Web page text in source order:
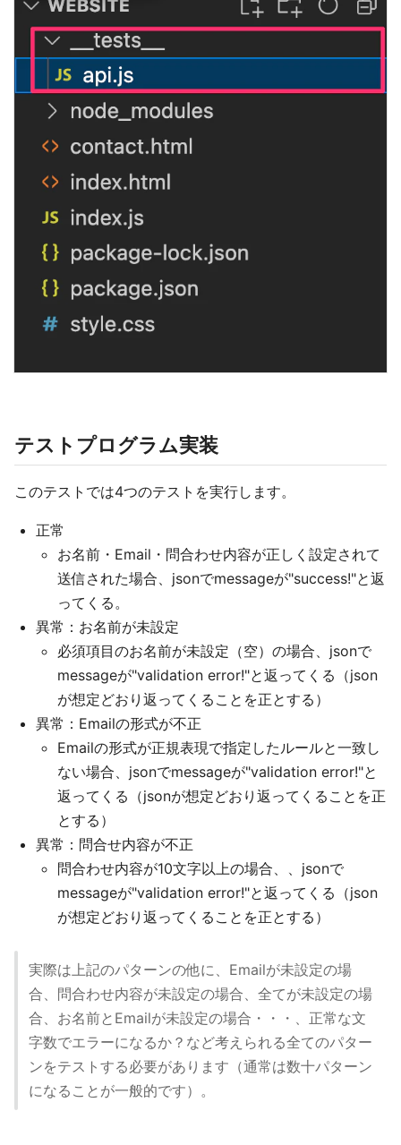
テストプログラム実装
このテストでは4つのテストを実行します。
正常
お名前・Email・問合わせ内容が正しく設定されて
送信された場合、jsonでmessageが"success!"と返
ってくる。
異常：お名前が未設定
必須項目のお名前が未設定（空）の場合、jsonで
messageが"validation error!"と返ってくる（json
が想定どおり返ってくることを正とする）
異常：Emailの形式が不正
Emailの形式が正規表現で指定したルールと一致し
ない場合、jsonでmessageが"validation error!"と
返ってくる（jsonが想定どおり返ってくることを正
とする）
異常：問合せ内容が不正
問合わせ内容が10文字以上の場合、、jsonで
messageが"validation error!"と返ってくる（json
が想定どおり返ってくることを正とする）
実際は上記のパターンの他に、Emailが未設定の場
合、問合わせ内容が未設定の場合、全てが未設定の場
合、お名前とEmailが未設定の場合・・・、正常な文
字数でエラーになるか？など考えられる全てのパター
ンをテストする必要があります（通常は数十パターン
になることが一般的です）。